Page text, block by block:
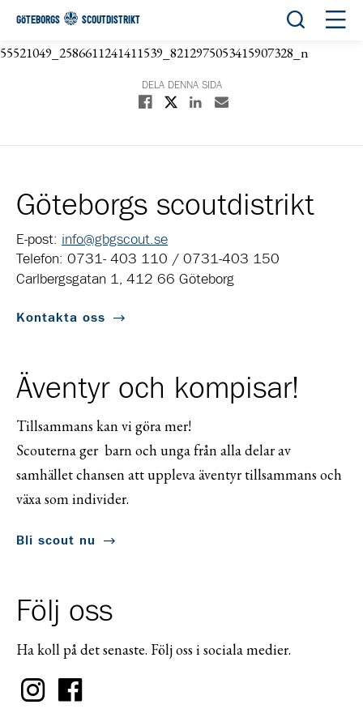
GÖTEBORGS SCOUTDISTRIKT Öppna
55521049_2586611241411539_8212975053415907328_n
DELA DENNA SIDA
Dela på Facebook
Dela på XDela på Linkedin
Dela med E-post
Göteborgs scoutdistrikt
E-post: info@gbgscout.se
Telefon: 0731- 403 110 / 0731-403 150
Carlbergsgatan 1, 412 66 Göteborg
Kontakta oss
Äventyr och kompisar!
Tillsammans kan vi göra mer!
Scouterna ger barn och unga från alla delar av
samhället chansen att uppleva äventyr tillsammans och
växa som individer.
Bli scout nu
Följ oss
Ha koll på det senaste. Följ oss i sociala medier.